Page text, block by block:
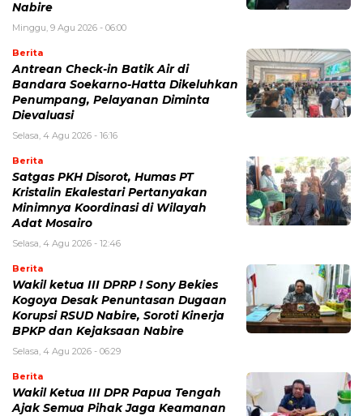
Nabire
Minggu, 9 Agu 2026 - 06:00
Berita
Antrean Check-in Batik Air di
Bandara Soekarno-Hatta Dikeluhkan
Penumpang, Pelayanan Diminta
Dievaluasi
Selasa, 4 Agu 2026 - 16:16
Berita
Satgas PKH Disorot, Humas PT
Kristalin Ekalestari Pertanyakan
Minimnya Koordinasi di Wilayah
Adat Mosairo
Selasa, 4 Agu 2026 - 12:46
Berita
Wakil ketua III DPRP ! Sony Bekies
Kogoya Desak Penuntasan Dugaan
Korupsi RSUD Nabire, Soroti Kinerja
BPKP dan Kejaksaan Nabire
Selasa, 4 Agu 2026 - 06:29
Berita
Wakil Ketua III DPR Papua Tengah
Ajak Semua Pihak Jaga Keamanan